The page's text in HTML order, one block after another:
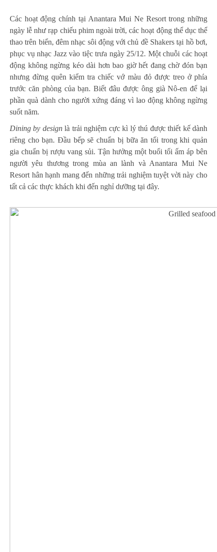
Các hoạt động chính tại Anantara Mui Ne Resort trong những
ngày lễ như rạp chiếu phim ngoài trời, các hoạt động thể dục thể
thao trên biển, đêm nhạc sôi động với chủ đề Shakers tại hồ bơi,
phục vụ nhạc Jazz vào tiệc trưa ngày 25/12. Một chuỗi các hoạt
động không ngừng kéo dài hơn bao giờ hết đang chờ đón bạn
nhưng đừng quên kiểm tra chiếc vớ màu đỏ được treo ở phía
trước căn phòng của bạn. Biết đâu được ông già Nô-en để lại
phần quà dành cho người xứng đáng vì lao động không ngừng
suốt năm.
Dining by designlà trải nghiệm cực kì lý thú được thiết kế dành
riêng cho bạn. Đầu bếp sẽ chuẩn bị bữa ăn tối trong khi quản
gia chuẩn bị rượu vang sủi. Tận hưởng một buổi tối ấm áp bên
người yêu thương trong mùa an lành và Anantara Mui Ne
Resort hân hạnh mang đến những trải nghiệm tuyệt vời này cho
tất cả các thực khách khi đến nghỉ dưỡng tại đây.